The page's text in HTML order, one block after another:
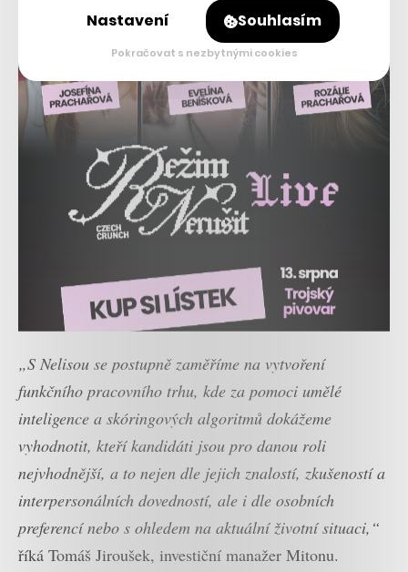
„S Nelisou se postupně zaměříme na vytvoření
funkčního pracovního trhu, kde za pomoci umělé
inteligence a skóringových algoritmů dokážeme
vyhodnotit, kteří kandidáti jsou pro danou roli
nejvhodnější, a to nejen dle jejich znalostí, zkušeností a
interpersonálních dovedností, ale i dle osobních
preferencí nebo s ohledem na aktuální životní situaci,“
říká Tomáš Jiroušek, investiční manažer Mitonu.
Nastavení Souhlasím
Pokračovat s nezbytnými cookies